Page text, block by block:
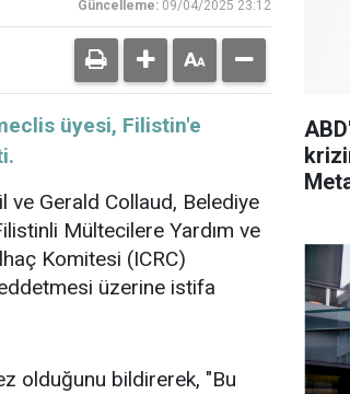
Güncelleme: 09/04/2025 23:12
üyesi, Filistin'e
ve Gerald Collaud, Belediye
Mültecilere Yardım ve
Komitesi (ICRC)
üzerine istifa
olduğunu bildirerek, "Bu